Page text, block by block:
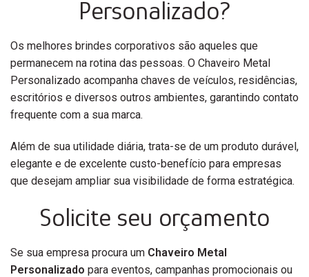
Personalizado?
Os melhores brindes corporativos são aqueles que
permanecem na rotina das pessoas. O Chaveiro Metal
Personalizado acompanha chaves de veículos, residências,
escritórios e diversos outros ambientes, garantindo contato
frequente com a sua marca.
Além de sua utilidade diária, trata-se de um produto durável,
elegante e de excelente custo-benefício para empresas
que desejam ampliar sua visibilidade de forma estratégica.
Solicite seu orçamento
Se sua empresa procura um Chaveiro Metal
Personalizado para eventos, campanhas promocionais ou